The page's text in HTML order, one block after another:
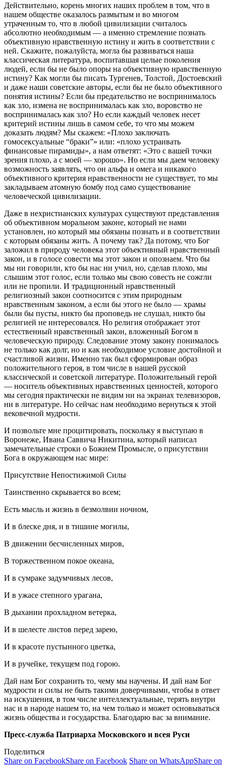
Действительно, корень многих наших проблем в том, что в
нашем обществе оказалось размытым и во многом
утраченным то, что в любой цивилизации считалось
абсолютно необходимым — а именно стремление познать
объективную нравственную истину и жить в соответствии с
ней. Скажите, пожалуйста, могла бы развиваться наша
классическая литература, воспитавшая целые поколения
людей, если бы не было опоры на объективную нравственную
истину? Как могли бы писать Тургенев, Толстой, Достоевский
и даже наши советские авторы, если бы не было объективного
понятия истины? Если бы предательство не воспринималось
как зло, измена не воспринималась как зло, воровство не
воспринималась как зло? Но если каждый человек несет
критерий истины лишь в самом себе, то что мы можем
доказать людям? Мы скажем: «Плохо заключать
гомосексуальные “браки”» или: «плохо устраивать
финансовые пирамиды», а нам ответят: «Это с вашей точки
зрения плохо, а с моей — хорошо». Но если мы даем человеку
возможность заявлять, что он альфа и омега и никакого
объективного критерия нравственности не существует, то мы
закладываем атомную бомбу под само существование
человеческой цивилизации.
Даже в нехристианских культурах существуют представления
об объективном моральном законе, который не нами
установлен, но который мы обязаны познать и в соответствии
с которым обязаны жить. А почему так? Да потому, что Бог
заложил в природу человека этот объективный нравственный
закон, и в голосе совести мы этот закон и опознаем. Что бы
мы ни говорили, кто бы нас ни учил, но, сделав плохо, мы
слышим этот голос, если только мы свою совесть не сожгли
или не пропили. И традиционный нравственный
религиозный закон соотносится с этим природным
нравственным законом, а если бы этого не было — храмы
были бы пусты, никто бы проповедь не слушал, никто бы
религией не интересовался. Но религия отображает этот
естественный нравственный закон, вложенный Богом в
человеческую природу. Следование этому закону понималось
не только как долг, но и как необходимое условие достойной и
счастливой жизни. Именно так был сформирован образ
положительного героя, в том числе в нашей русской
классической и советской литературе. Положительный герой
— носитель объективных нравственных ценностей, которого
мы сегодня практически не видим ни на экранах телевизоров,
ни в литературе. Но сейчас нам необходимо вернуться к этой
вековечной мудрости.
И позвольте мне процитировать, поскольку я выступаю в
Воронеже, Ивана Саввича Никитина, который написал
замечательные строки о Божием Промысле, о присутствии
Бога в окружающем нас мире:
Присутствие Непостижимой Силы
Таинственно скрывается во всем;
Есть мысль и жизнь в безмолвии ночном,
И в блеске дня, и в тишине могилы,
В движении бесчисленных миров,
В торжественном покое океана,
И в сумраке задумчивых лесов,
И в ужасе степного урагана,
В дыхании прохладном ветерка,
И в шелесте листов перед зарею,
И в красоте пустынного цветка,
И в ручейке, текущем под горою.
Дай нам Бог сохранить то, чему мы научены. И дай нам Бог
мудрости и силы не быть такими доверчивыми, чтобы в ответ
на искушения, в том числе интеллектуальные, терять внутри
нас и в народе нашем то, на чем только и может основываться
жизнь общества и государства. Благодарю вас за внимание.
Пресс-служба Патриарха Московского и всея Руси
Поделиться
Share on FacebookShare on Facebook Share on WhatsAppShare on